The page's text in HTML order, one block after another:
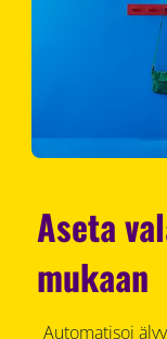
Aseta
mukaan
Automatisoi